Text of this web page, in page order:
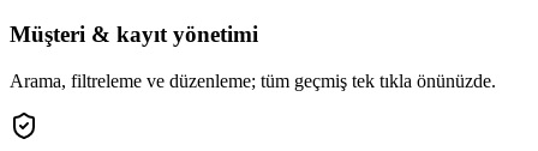
Müşteri & kayıt yönetimi
Arama, filtreleme ve düzenleme; tüm geçmiş tek tıkla önünüzde.